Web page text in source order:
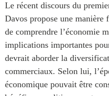
En éducation
Missions commerciales
féminines
Le Partenariat APEC-
Canada pour la croissance
i-LEAD
Le récent discours du
Davos propose une manière
de comprendre l’économie
implications importantes
devrait aborder la
commerciaux. Selon lui,
économique pouvait être